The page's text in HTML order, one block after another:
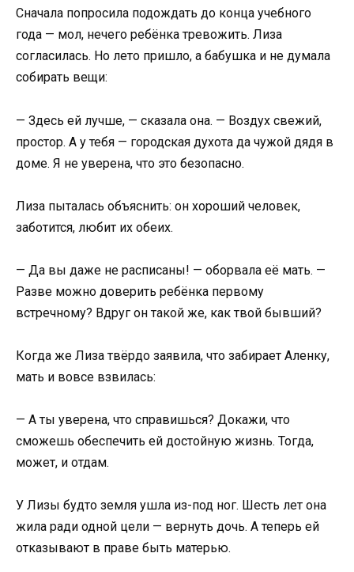
Сначала попросила подождать до конца учебного
года — мол, нечего ребёнка тревожить. Лиза
согласилась. Но лето пришло, а бабушка и не думала
собирать вещи:
— Здесь ей лучше, — сказала она. — Воздух свежий,
простор. А у тебя — городская духота да чужой дядя в
доме. Я не уверена, что это безопасно.
Лиза пыталась объяснить: он хороший человек,
заботится, любит их обеих.
— Да вы даже не расписаны! — оборвала её мать. —
Разве можно доверить ребёнка первому
встречному? Вдруг он такой же, как твой бывший?
Когда же Лиза твёрдо заявила, что забирает Аленку,
мать и вовсе взвилась:
— А ты уверена, что справишься? Докажи, что
сможешь обеспечить ей достойную жизнь. Тогда,
может, и отдам.
У Лизы будто земля ушла из-под ног. Шесть лет она
жила ради одной цели — вернуть дочь. А теперь ей
отказывают в праве быть матерью.